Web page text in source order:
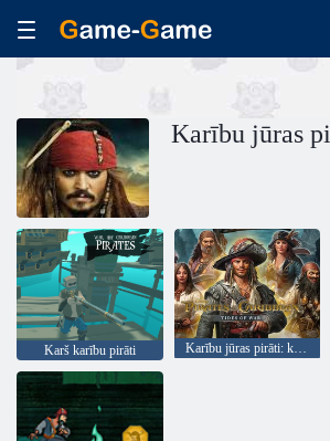
Karību jūras
Karš karību pirāti Karību jūras pirāti: kara plūdmaiņas